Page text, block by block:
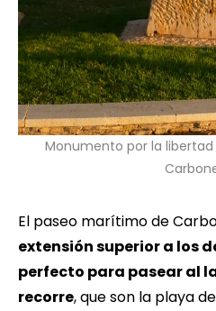
Monumento por la
El paseo marítimo de
extensión superior a los
perfecto para pasear al
recorre, que son la playa